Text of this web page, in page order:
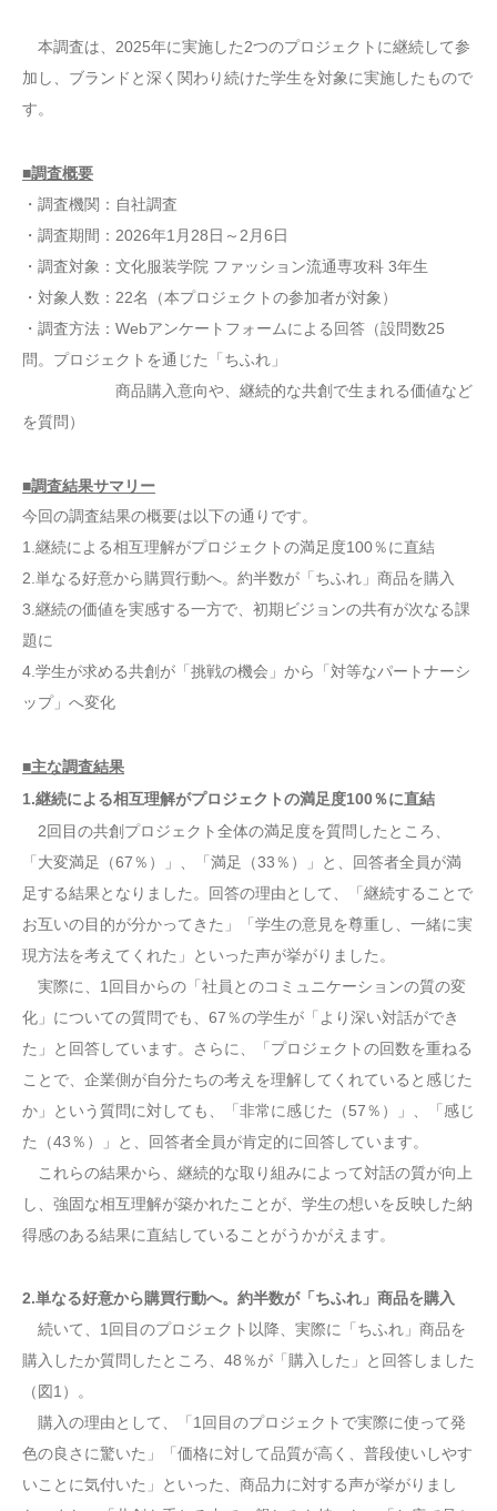
本調査は、2025年に実施した2つのプロジェクトに継続して参
加し、ブランドと深く関わり続けた学生を対象に実施したもので
す。
■調査概要
・調査機関：自社調査
・調査期間：2026年1月28日～2月6日
・調査対象：文化服装学院 ファッション流通専攻科 3年生
・対象人数：22名（本プロジェクトの参加者が対象）
・調査方法：Webアンケートフォームによる回答（設問数25
問。プロジェクトを通じた「ちふれ」
商品購入意向や、継続的な共創で生まれる価値など
を質問）
■調査結果サマリー
今回の調査結果の概要は以下の通りです。
1.継続による相互理解がプロジェクトの満足度100％に直結
2.単なる好意から購買行動へ。約半数が「ちふれ」商品を購入
3.継続の価値を実感する一方で、初期ビジョンの共有が次なる課
題に
4.学生が求める共創が「挑戦の機会」から「対等なパートナーシ
ップ」へ変化
■主な調査結果
1.継続による相互理解がプロジェクトの満足度100％に直結
2回目の共創プロジェクト全体の満足度を質問したところ、
「大変満足（67％）」、「満足（33％）」と、回答者全員が満
足する結果となりました。回答の理由として、「継続することで
お互いの目的が分かってきた」「学生の意見を尊重し、一緒に実
現方法を考えてくれた」といった声が挙がりました。
実際に、1回目からの「社員とのコミュニケーションの質の変
化」についての質問でも、67％の学生が「より深い対話ができ
た」と回答しています。さらに、「プロジェクトの回数を重ねる
ことで、企業側が自分たちの考えを理解してくれていると感じた
か」という質問に対しても、「非常に感じた（57％）」、「感じ
た（43％）」と、回答者全員が肯定的に回答しています。
これらの結果から、継続的な取り組みによって対話の質が向上
し、強固な相互理解が築かれたことが、学生の想いを反映した納
得感のある結果に直結していることがうかがえます。
2.単なる好意から購買行動へ。約半数が「ちふれ」商品を購入
続いて、1回目のプロジェクト以降、実際に「ちふれ」商品を
購入したか質問したところ、48％が「購入した」と回答しました
（図1）。
購入の理由として、「1回目のプロジェクトで実際に使って発
色の良さに驚いた」「価格に対して品質が高く、普段使いしやす
いことに気付いた」といった、商品力に対する声が挙がりまし